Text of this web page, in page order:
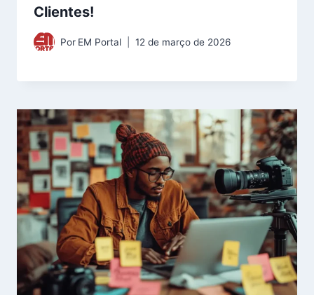
Clientes!
Por EM Portal 12 de março de 2026